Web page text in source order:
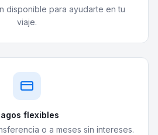
disponible para ayudarte en tu
viaje.
flexibles
o a meses sin intereses.